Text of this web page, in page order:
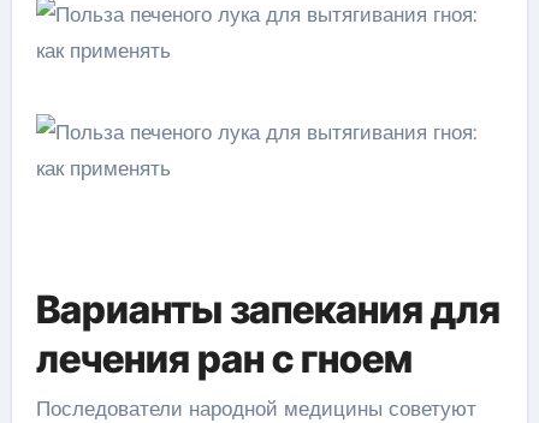
Варианты запекания для
лечения ран с гноем
Последователи народной медицины советуют